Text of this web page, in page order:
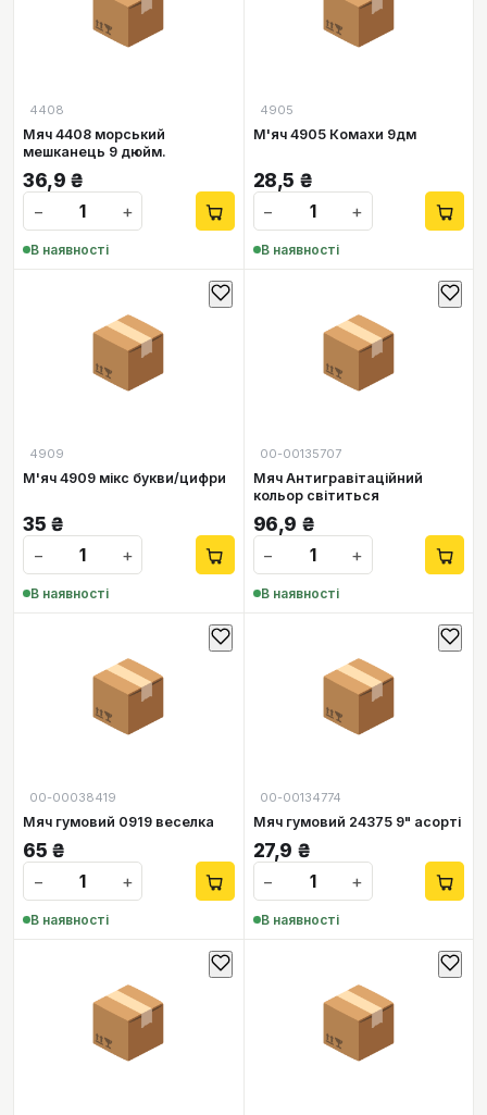
4408
Мяч 4408 морський
мешканець 9 дюйм.
36,9 ₴
−
+
В наявності
4905
М'яч 4905 Комахи 9дм
28,5 ₴
−
+
В наявності
📦
4909
М'яч 4909 мікс букви/цифри
35 ₴
−
+
В наявності
📦
00-00135707
Мяч Антигравітаційний
кольор світиться
96,9 ₴
−
+
В наявності
📦
00-00038419
Мяч гумовий 0919 веселка
65 ₴
−
+
В наявності
📦
00-00134774
Мяч гумовий 24375 9" асорті
27,9 ₴
−
+
В наявності
📦 📦